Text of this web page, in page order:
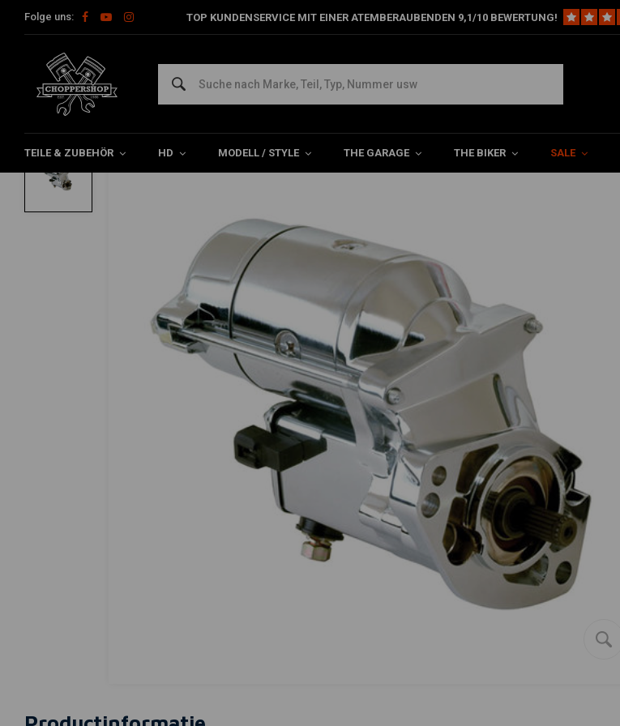
Folge uns: TOP KUNDENSERVICE MIT EINER ATEMBERAUBENDEN 9,1/10 BEWERTUNG!
TEILE & ZUBEHÖR HD MODELL / STYLE THE GARAGE THE BIKER SALE
Home HD Harley Wartung Anlasser & Teile für Harley Anlasser mit hohem Drehmoment 1.4KW - Chrom
ALL BALLS
Anlasser mit hohem Drehmoment 1.4KW - Chrom